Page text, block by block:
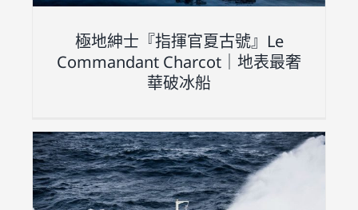
極地紳士『指揮官夏古號』Le
Commandant Charcot｜地表最奢
華破冰船